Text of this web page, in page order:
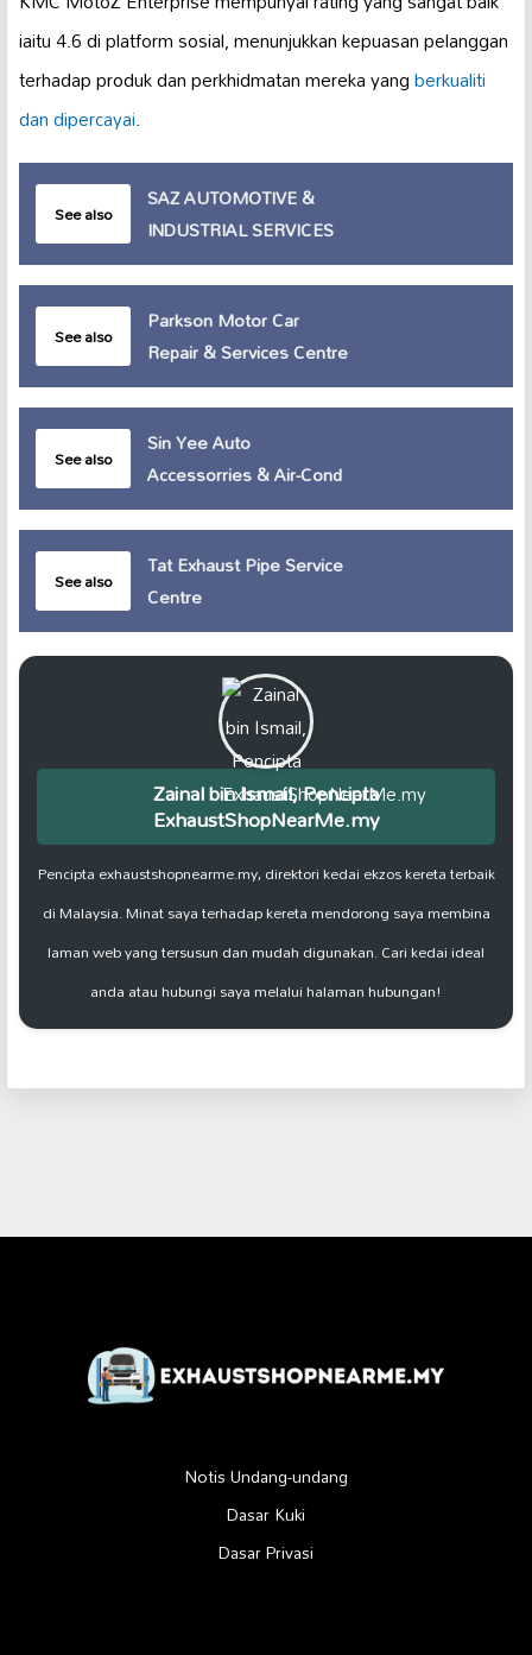
iaitu 4.6 di platform sosial, menunjukkan kepuasan pelanggan
terhadap produk dan perkhidmatan mereka yangberkualiti
dan dipercayai.
See also
SAZ AUTOMOTIVE &
INDUSTRIAL SERVICES
See also
Parkson Motor Car
Repair & Services Centre
See also
Sin Yee Auto
Accessorries & Air-Cond
See also
Tat Exhaust Pipe Service
Centre
Zainal bin Ismail, Pencipta
ExhaustShopNearMe.my
Pencipta exhaustshopnearme.my, direktori kedai ekzos kereta terbaik
di Malaysia. Minat saya terhadap kereta mendorong saya membina
laman web yang tersusun dan mudah digunakan. Cari kedai ideal
anda atau hubungi saya melalui halaman hubungan!
Notis Undang-undang
Dasar Kuki
Dasar Privasi